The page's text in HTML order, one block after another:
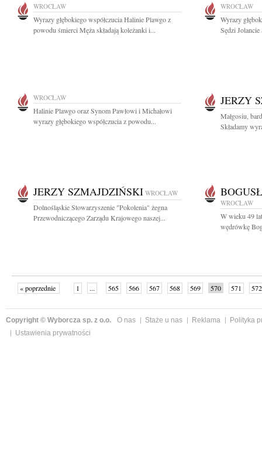
WROCŁAW
Wyrazy głębokiego współczucia Halinie Plawgo z
powodu śmierci Męża składają koleżanki i...
WROCŁAW
Wyrazy
Sędzi
WROCŁAW
Halinie Plawgo oraz Synom Pawłowi i Michałowi
wyrazy głębokiego współczucia z powodu...
JERZY
Małgosiu,
Składamy
JERZY SZMAJDZIŃSKI WROCŁAW
Dolnośląskie Stowarzyszenie "Pokolenia" żegna
Przewodniczącego Zarządu Krajowego naszej...
WROCŁAW
W wieku 49
wędrówkę
« poprzednie 1 ... 565 566 567 568 569 570 571
572
Copyright © Wyborcza sp. z o.o. O nas Staże u nas Reklama
Polityka
Ustawienia prywatności